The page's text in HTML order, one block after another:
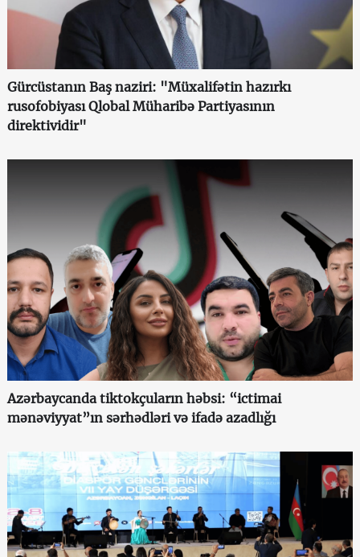
Gürcüstanın Baş naziri: "Müxalifətin hazırkı
rusofobiyası Qlobal Müharibə Partiyasının
direktividir"
Azərbaycanda tiktokçuların həbsi: “ictimai
mənəviyyat”ın sərhədləri və ifadə azadlığı